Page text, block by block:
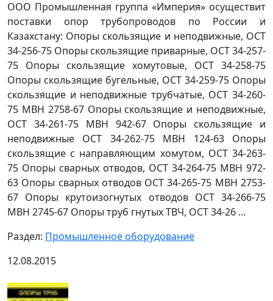
ООО Промышленная группа «Империя» осуществит
поставки опор трубопроводов по России и
Казахстану: Опоры скользящие и неподвижные, ОСТ
34-256-75 Опоры скользящие приварные, ОСТ 34-257-
75 Опоры скользящие хомутовые, ОСТ 34-258-75
Опоры скользящие бугельные, ОСТ 34-259-75 Опоры
скользящие и неподвижные трубчатые, ОСТ 34-260-
75 МВН 2758-67 Опоры скользящие и неподвижные,
ОСТ 34-261-75 МВН 942-67 Опоры скользящие и
неподвижные ОСТ 34-262-75 МВН 124-63 Опоры
скользящие с направляющим хомутом, ОСТ 34-263-
75 Опоры сварных отводов, ОСТ 34-264-75 МВН 972-
63 Опоры сварных отводов ОСТ 34-265-75 МВН 2753-
67 Опоры крутоизогнутых отводов ОСТ 34-266-75
МВН 2745-67 Опоры труб гнутых ТВЧ, ОСТ 34-26 ...
Раздел: Промышленное оборудование
12.08.2015